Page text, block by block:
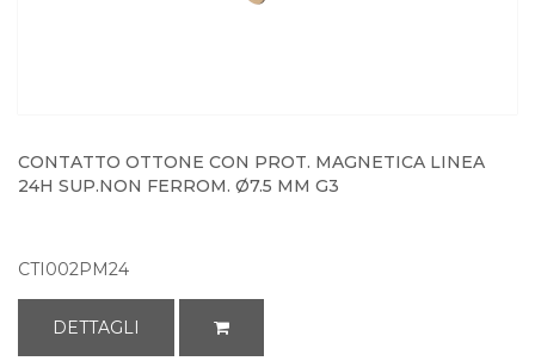
CONTATTO OTTONE CON PROT. MAGNETICA LINEA
24H SUP.NON FERROM. Ø7.5 MM G3
CTI002PM24
DETTAGLI